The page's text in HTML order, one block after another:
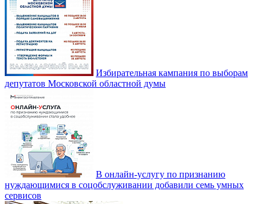
Избирательная кампания по выборам
депутатов Московской областной думы
В онлайн-услугу по признанию
нуждающимися в соцобслуживании добавили семь умных
сервисов